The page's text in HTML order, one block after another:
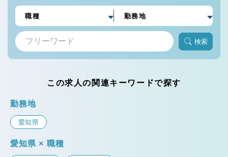
検索
この求人の関連キーワードで探す
勤務地
愛知県
愛知県 × 職種